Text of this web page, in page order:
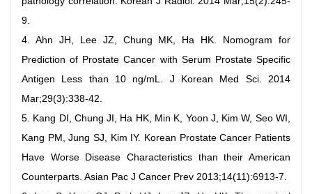
9.
4. Ahn JH, Lee JZ, Chung MK, Ha HK. Nomogram for
Prediction of Prostate Cancer with Serum Prostate Specific
Antigen Less than 10 ng/mL. J Korean Med Sci. 2014
Mar;29(3):338-42.
5. Kang DI, Chung JI, Ha HK, Min K, Yoon J, Kim W, Seo WI,
Kang PM, Jung SJ, Kim IY. Korean Prostate Cancer Patients
Have Worse Disease Characteristics than their American
Counterparts. Asian Pac J Cancer Prev 2013;14(11):6913-7.